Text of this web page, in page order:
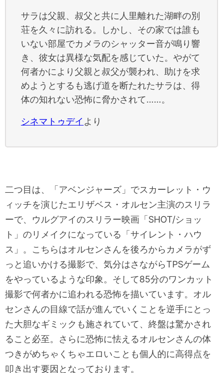
サラは父親、叔父と共に人里離れた湖畔の別
荘を久々に訪れる。しかし、その家では誰も
いない部屋でカメラのシャッター音が鳴り響
き、彼女は異様な気配を感じていた。やがて
何者かにより父親と叔父が襲われ、助けを求
めようとするも逃げ道を断たれたサラは、得
体の知れない恐怖に脅かされて……。
シネマトゥデイ より
二つ目は、「アベンジャーズ」でスカーレット・ウ
ィッチを演じたエリザベス・オルセン主演のスリラ
ーで、ウルグアイのスリラー映画「SHOT/ショッ
ト」のリメイクになっている「サイレント・ハウ
ス」。こちらはオルセンさんを後ろからカメラがず
っと追いかける撮影で、気分はさながらTPSゲーム
をやっているような印象。そして85分のワンカット
撮影で何者かに追われる恐怖を描いています。オル
センさんの目線で話が進んでいくことを逆手にとっ
た大胆なギミックも施されていて、終盤は驚かされ
ること必至。さらに恐怖に怯えるオルセンさんの体
つきがめちゃくちゃエロいことも個人的に高得点を
叩き出す要因となっております。